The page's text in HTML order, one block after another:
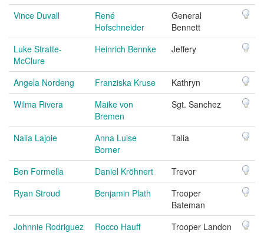
Vince Duvall
René
Hofschneider
General
Bennett
Luke Stratte-
McClure
Heinrich Bennke Jeffery
Angela Nordeng Franziska Kruse
Kathryn
Wilma Rivera
Maike von
Bremen
Sgt. Sanchez
Naiia Lajoie
Anna Luise
Borner
Talia
Ben Formella Daniel Kröhnert
Trevor
Ryan Stroud
Benjamin Plath
Trooper
Bateman
Johnnie Rodriguez
Rocco Hauff
Trooper Landon